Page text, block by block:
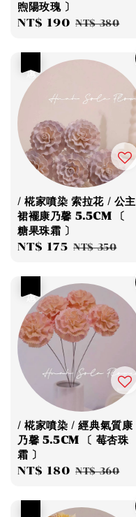
煦陽玫瑰 〕
Sale
NT$ 190 Regular
NT$ 380
/ 椛家噴染 索拉花 / 公主
裙襬康乃馨 5.5CM 〔
糖果珠霜 〕
Sale
NT$ 175 Regular
NT$ 350
/ 椛家噴染 / 經典氣質康
乃馨 5.5CM 〔 莓杏珠
霜 〕
Sale
NT$ 180 Regular
NT$ 360